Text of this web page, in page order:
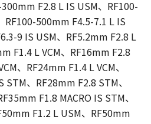
F2.8 L IS USM、RF100-
RF100-500mm F4.5-7.1 L IS
9 IS USM、RF5.2mm F2.8 L
F1.4 L VCM、RF16mm F2.8
、RF24mm F1.4 L VCM、
STM、RF28mm F2.8 STM、
F1.8 MACRO IS STM、
F1.2 L USM、RF50mm